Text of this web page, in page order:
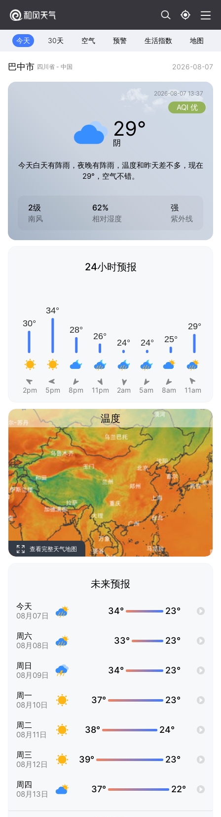
今天 30天 空气 预警 生活指数 地图
巴中市 四川省 - 中国 2026-08-07
2026-08-07 13:37
29°
阴
AQI 优
今天白天有阵雨，夜晚有阵雨，温度和昨天差不多，现在
29°，空气不错。
2级
南风
62%
相对湿度
强
紫外线
24小时预报
2pm 5pm 8pm 11pm 2am 5am 8am 11am
温度
查看完整天气地图
未来预报
今天
08月07日 34° 23°
周六
08月08日 33° 23°
周日
08月09日 34° 23°
周一
08月10日 37° 23°
周二
08月11日 38° 24°
周三
08月12日 39° 23°
周四
08月13日 37° 22°